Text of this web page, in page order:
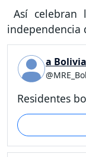
Así celebran
independencia
a Bolivia
Residentes